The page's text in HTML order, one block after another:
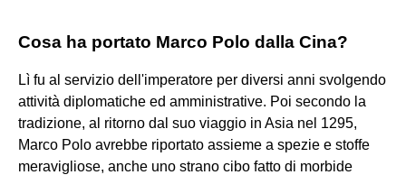
Cosa ha portato Marco Polo dalla Cina?
Lì fu al servizio dell'imperatore per diversi anni svolgendo
attività diplomatiche ed amministrative. Poi secondo la
tradizione, al ritorno dal suo viaggio in Asia nel 1295,
Marco Polo avrebbe riportato assieme a spezie e stoffe
meravigliose, anche uno strano cibo fatto di morbide